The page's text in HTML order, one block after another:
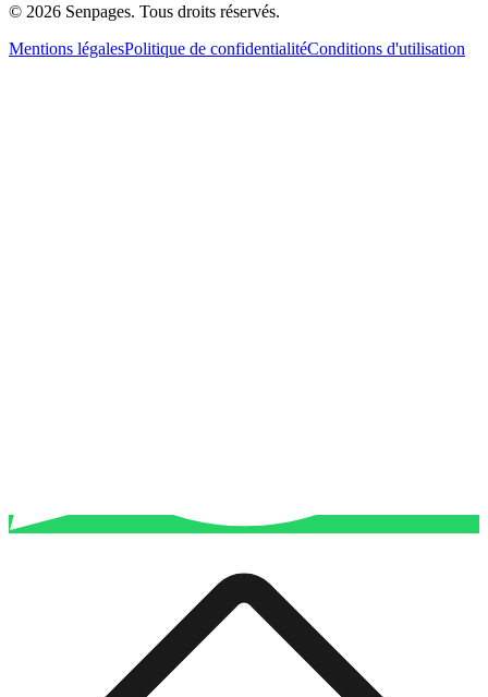
© 2026 Senpages. Tous droits réservés.
Mentions légalesPolitique de confidentialitéConditions d'utilisation